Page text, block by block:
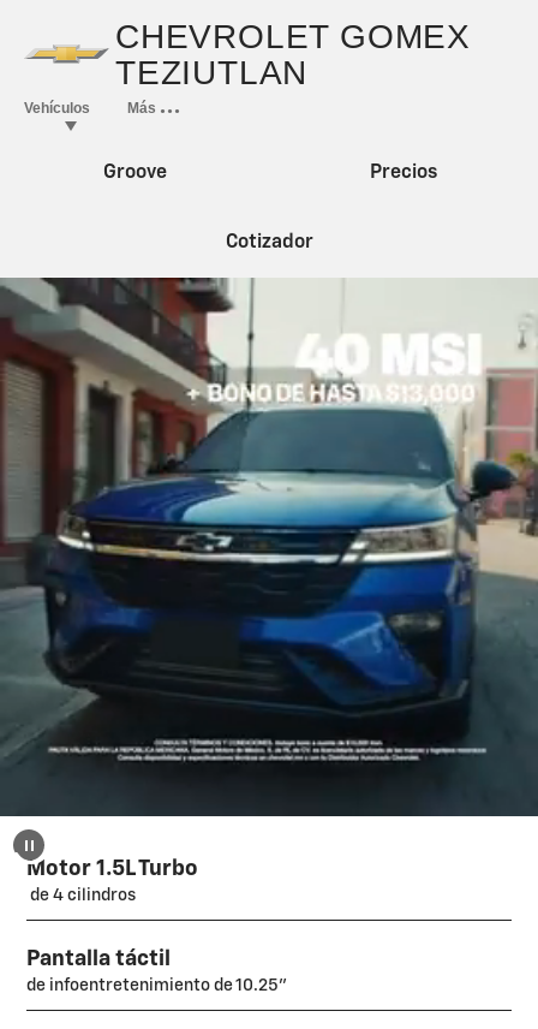
Groove Precios
Cotizador
Motor 1.5L Turbo
de 4 cilindros
Pantalla táctil
de infoentretenimiento de 10.25"